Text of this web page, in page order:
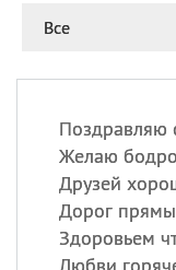
Все
Поздравляю
Желаю
Друзей
Дорог
Здоровьем